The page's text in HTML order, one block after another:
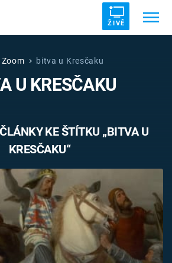
ŽIVĚ
UFO DRUHÁ SVĚTOVÁ VÁLKA
DÁVNOVĚKU
bitva u Kresčaku
U KRESČAKU
KE ŠTÍTKU „BITVA U
KRESČAKU“